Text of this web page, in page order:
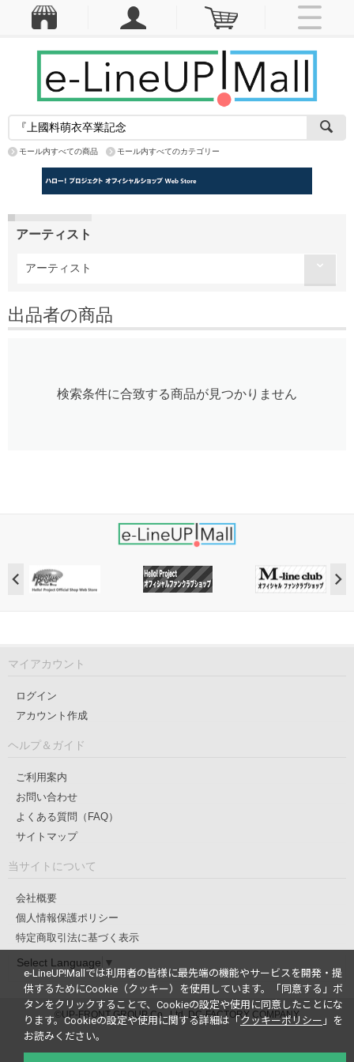
モール内すべての商品 モール内すべてのカテゴリー
アーティスト
アーティスト
出品者の商品
検索条件に合致する商品が見つかりません
マイアカウント
ログイン
アカウント作成
ヘルプ＆ガイド
ご利用案内
お問い合わせ
よくある質問（FAQ）
サイトマップ
当サイトについて
会社概要
個人情報保護ポリシー
特定商取引法に基づく表示
Select Language ▼
©UP-FRONT GROUP Co., Ltd. DC-FACTORY COMPANY
e-LineUP!Mallでは利用者の皆様に最先端の機能やサービスを開発・提
供するためにCookie（クッキー）を使用しています。
「同意する」ボ
タンをクリックすることで、Cookieの設定や使用に同意したことにな
ります。Cookieの設定や使用に関する詳細は「 クッキーポリシー 」を
お読みください。